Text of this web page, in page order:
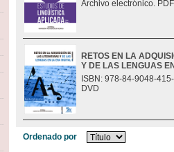
Archivo electrónico.
RETOS EN LA
Y DE LAS LENGUAS
ISBN: 978-84-9048-
DVD
Ordenado por